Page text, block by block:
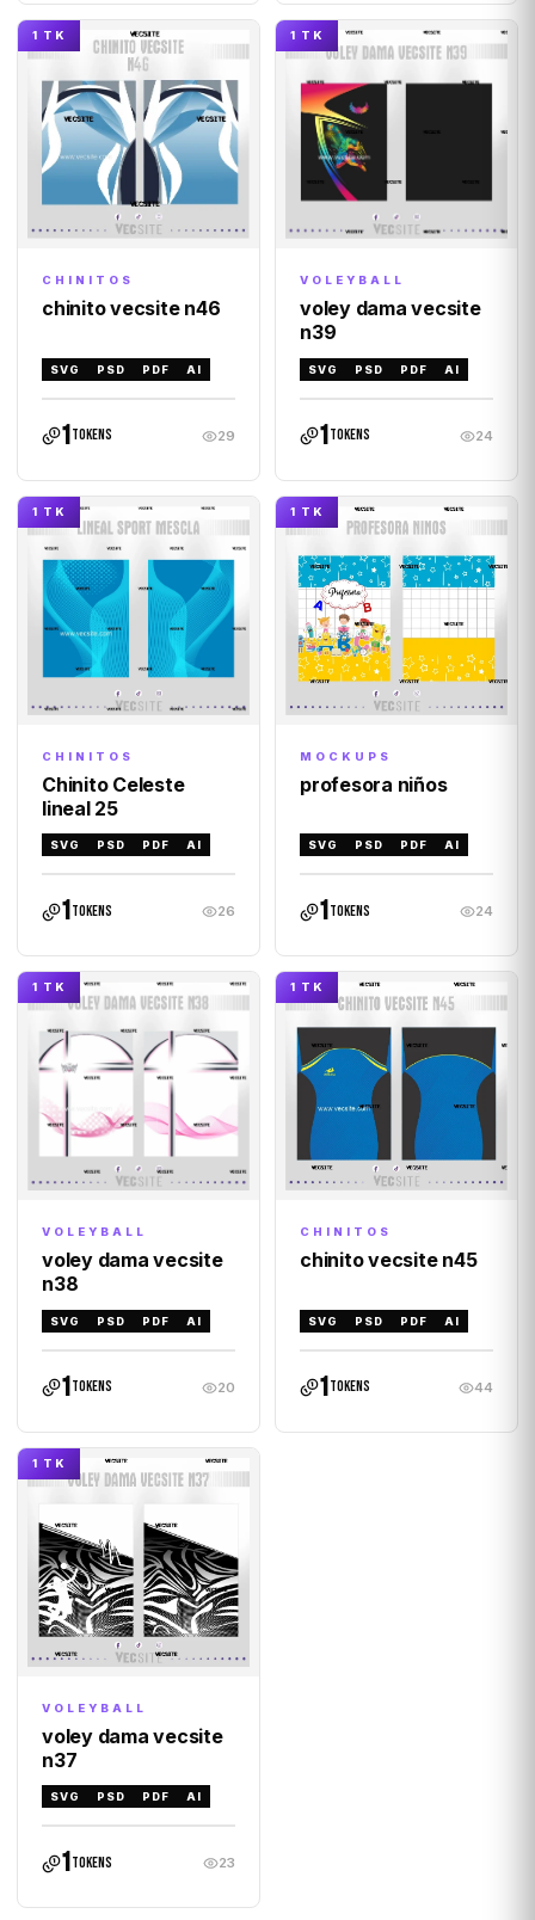
1 TK
CHINITOS
chinito vecsite n46
SVG PSD PDF AI
1tokens 29
1 TK
VOLEYBALL
voley dama vecsite
n39
SVG PSD PDF AI
1tokens 24
1 TK
CHINITOS
Chinito Celeste
lineal 25
SVG PSD PDF AI
1tokens 26
1 TK
MOCKUPS
profesora niños
SVG PSD PDF AI
1tokens 24
1 TK
VOLEYBALL
voley dama vecsite
n38
SVG PSD PDF AI
1tokens 20
1 TK
CHINITOS
chinito vecsite n45
SVG PSD PDF AI
1tokens 44
1 TK
VOLEYBALL
voley dama vecsite
n37
SVG PSD PDF AI
1tokens 23